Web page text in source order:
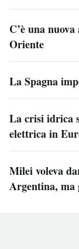
C’è una
Oriente
La Spagna
La crisi idrica
elettrica in
Milei voleva
Argentina, ma